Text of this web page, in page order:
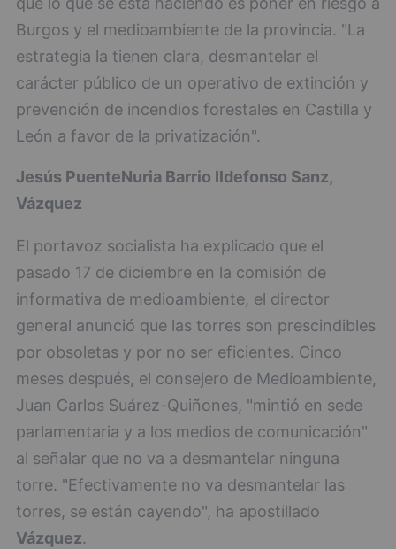
Burgos y el medioambiente de la provincia. "La
estrategia la tienen clara, desmantelar el
carácter público de un operativo de extinción y
prevención de incendios forestales en Castilla y
León a favor de la privatización".
Jesús PuenteNuria Barrio Ildefonso Sanz,
Vázquez
El portavoz socialista ha explicado que el
pasado 17 de diciembre en la comisión de
informativa de medioambiente, el director
general anunció que las torres son prescindibles
por obsoletas y por no ser eficientes. Cinco
meses después, el consejero de Medioambiente,
Juan Carlos Suárez-Quiñones, "mintió en sede
parlamentaria y a los medios de comunicación"
al señalar que no va a desmantelar ninguna
torre. "Efectivamente no va desmantelar las
torres, se están cayendo", ha apostillado
Vázquez.